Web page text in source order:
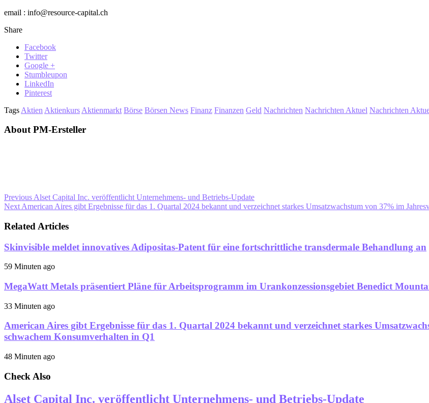
email : info@resource-capital.ch
Share
Facebook
Twitter
Google +
Stumbleupon
LinkedIn
Pinterest
Tags Aktien Aktienkurs Aktienmarkt Börse Börsen News Finanz Finanzen Geld Nachrichten Nachrichten Aktuel Nachrichten
About PM-Ersteller
Previous Alset Capital Inc. veröffentlicht Unternehmens- und Betriebs-Update
Next American Aires gibt Ergebnisse für das 1. Quartal 2024 bekannt und verzeichnet starkes Umsatzwachstum von 37% im
Related Articles
Skinvisible meldet innovatives Adipositas-Patent für eine fortschrittliche transdermale Behandlung an
59 Minuten ago
MegaWatt Metals präsentiert Pläne für Arbeitsprogramm im Urankonzessionsgebiet Benedict
33 Minuten ago
American Aires gibt Ergebnisse für das 1. Quartal 2024 bekannt und verzeichnet starkes
schwachem Konsumverhalten in Q1
48 Minuten ago
Check Also
Alset Capital Inc. veröffentlicht Unternehmens- und Betriebs-Update